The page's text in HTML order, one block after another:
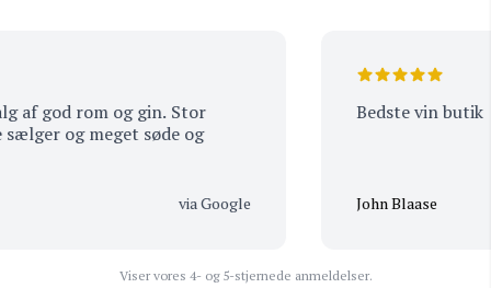
god rom og gin. Stor
og meget søde og
via Google
Bedste vin butik
John Blaase
Viser vores 4- og 5-stjernede anmeldelser.